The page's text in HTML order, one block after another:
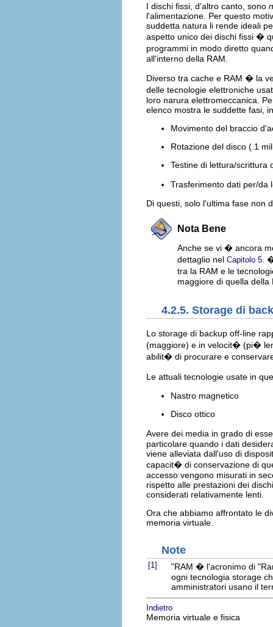
I dischi fissi, d'altro canto, sono
l'alimentazione. Per questo
suddetta natura li rende ideali
aspetto unico dei dischi fissi �
programmi in modo diretto
all'interno della RAM.
Diverso tra cache e RAM � la
delle tecnologie elettroniche
loro narura elettromeccanica.
elenco mostra le suddette fasi,
Movimento del braccio
Rotazione del disco (.1
Testine di lettura/scrittura
Trasferimento dati per/
Di questi, solo l'ultima fase non
Nota Bene
Anche se vi � ancora
dettaglio nel Capitolo 5 .
tra la RAM e le
maggiore di quella
4.2.5. Storage di
Lo storage di backup off-line
(maggiore) e in velocit� (pi�
abilit� di procurare e
Le attuali tecnologie usate in
Nastro magnetico
Disco ottico
Avere dei media in grado di
particolare quando i dati
viene alleviata dall'uso di
capacit� di conservazione di
accesso vengono misurati in
rispetto alle prestazioni dei
considerati relativamente lenti.
Ora che abbiamo affrontato le
memoria virtuale.
Note
[1]
"RAM � l'acronimo di
ogni tecnologia storage
amministratori usano il
Indietro
Memoria virtuale e fisica